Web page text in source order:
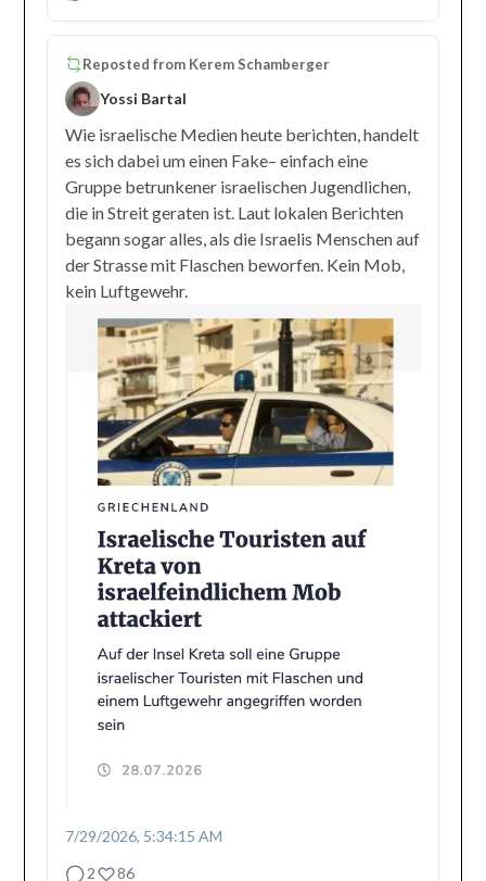
Reposted from Kerem Schamberger
Yossi Bartal
Wie israelische Medien heute berichten, handelt
es sich dabei um einen Fake– einfach eine
Gruppe betrunkener israelischen Jugendlichen,
die in Streit geraten ist. Laut lokalen Berichten
begann sogar alles, als die Israelis Menschen auf
der Strasse mit Flaschen beworfen. Kein Mob,
kein Luftgewehr.
7/29/2026, 5:34:15 AM
2
86